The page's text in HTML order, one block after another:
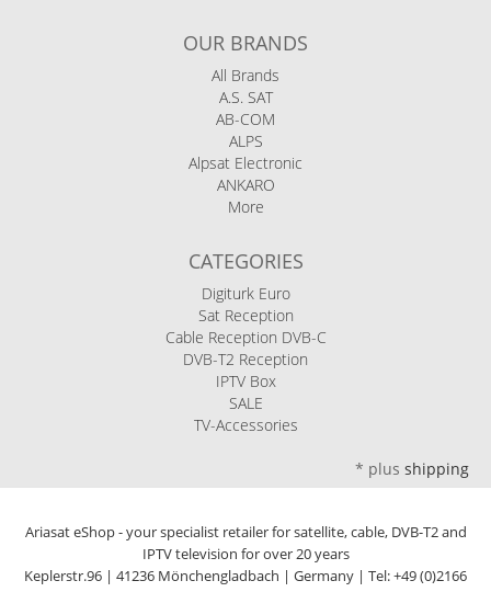
OUR BRANDS
All Brands
A.S. SAT
AB-COM
ALPS
Alpsat Electronic
ANKARO
More
CATEGORIES
Digiturk Euro
Sat Reception
Cable Reception DVB-C
DVB-T2 Reception
IPTV Box
SALE
TV-Accessories
* plus shipping
Ariasat eShop - your specialist retailer for satellite, cable, DVB-T2 and
IPTV television for over 20 years
Keplerstr.96 | 41236 Mönchengladbach | Germany | Tel: +49 (0)2166